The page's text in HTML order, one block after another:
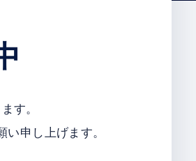
す。
申し上げます。